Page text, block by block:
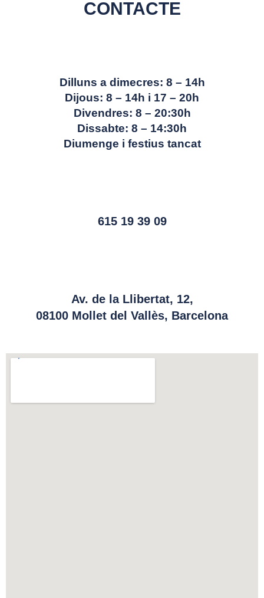
CONTACTE
Dilluns a dimecres: 8 – 14h
Dijous: 8 – 14h i 17 – 20h
Divendres: 8 – 20:30h
Dissabte: 8 – 14:30h
Diumenge i festius tancat
615 19 39 09
Av. de la Llibertat, 12,
08100 Mollet del Vallès, Barcelona